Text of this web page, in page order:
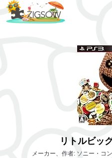
リトルビッ
メーカー、作者: ソニー・コ